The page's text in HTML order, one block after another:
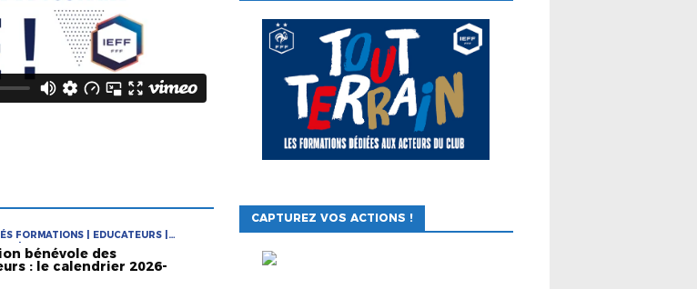
FORMATIONS | EDUCATEURS |
| PARCOURS DE FORMATION DES
bénévole des
: le calendrier 2026-
CAPTUREZ VOS ACTIONS !